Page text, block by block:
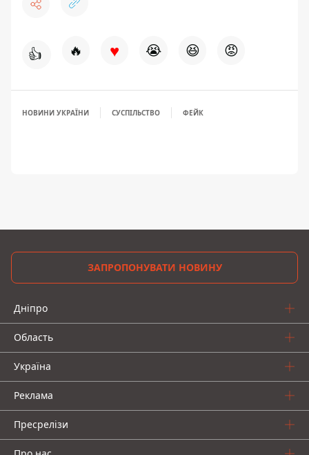
👍 🔥 ♥ 😭 😆 😡
НОВИНИ УКРАЇНИ СУСПІЛЬСТВО ФЕЙК
ЗАПРОПОНУВАТИ НОВИНУ
Дніпро
Область
Україна
Реклама
Пресрелізи